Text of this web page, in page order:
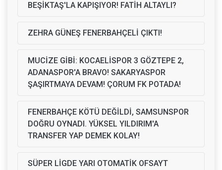
BEŞİKTAŞ'LA KAPIŞIYOR! FATİH ALTAYLI?
ZEHRA GÜNEŞ FENERBAHÇELİ ÇIKTI!
MUCİZE GİBİ: KOCAELİSPOR 3 GÖZTEPE 2,
ADANASPOR'A BRAVO! SAKARYASPOR
ŞAŞIRTMAYA DEVAM! ÇORUM FK POTADA!
FENERBAHÇE KÖTÜ DEĞİLDİ, SAMSUNSPOR
DOĞRU OYNADI. YÜKSEL YILDIRIM'A
TRANSFER YAP DEMEK KOLAY!
SÜPER LİGDE YARI OTOMATİK OFSAYT